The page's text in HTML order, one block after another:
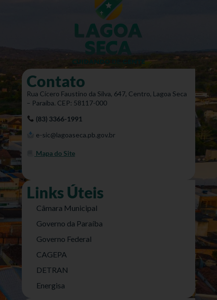
Contato
Rua Cícero Faustino da Silva, 647, Centro, Lagoa Seca
– Paraíba. CEP: 58117-000
(83) 3366-1991
e-sic@lagoaseca.pb.gov.br
Mapa do Site
Links Úteis
Câmara Municipal
Governo da Paraíba
Governo Federal
CAGEPA
DETRAN
Energisa